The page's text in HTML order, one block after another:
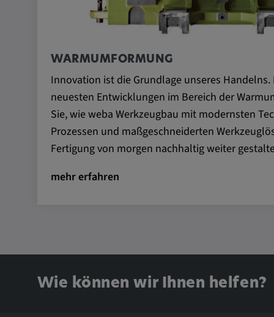
WARMUMFORMUNG
Innovation ist die Grundlage unseres Handelns.
neuesten Entwicklungen im Bereich der
Sie, wie weba Werkzeugbau mit modernsten
Prozessen und maßgeschneiderten
Fertigung von morgen nachhaltig weiter
mehr erfahren
Wie können wir Ihnen helfen?
_cfuvid,
apple_analytics, _clck,
eingebetteten Drittanbieter-
dienen der Analyse von
Benutzerinteraktionen, der
Verhaltens auf verschiedenen
und/oder der Bereitstellung
Werbung.